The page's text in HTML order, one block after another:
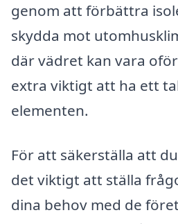
genom att förbättra
skydda mot
där vädret kan vara
extra viktigt att ha ett
elementen.
För att säkerställa att
det viktigt att ställa
dina behov med de